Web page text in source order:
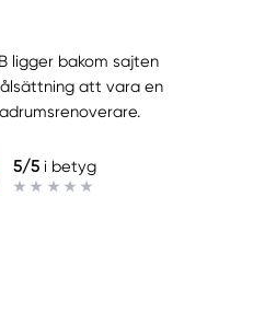
ligger bakom sajten
att vara en
5/5i betyg